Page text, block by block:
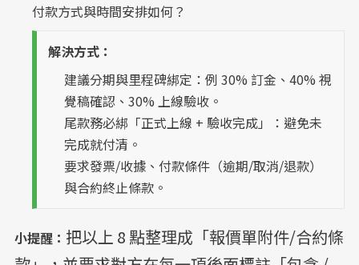
付款方式與時間安排如何？
解決方式：
建議分期與里程碑綁定：例 30% 訂金、40% 視
覺稿確認、30% 上線驗收。
尾款務必綁「正式上線 + 驗收完成」：避免未
完成就付清。
要求發票/收據、付款條件（逾期/取消/退款）
與合約終止條款。
小提醒： 把以上 8 點整理成「報價單附件/合約條